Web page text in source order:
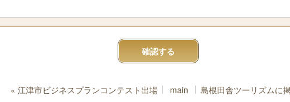
« 江津市ビジネスプランコンテスト出場 main 島根田舎ツーリズムに